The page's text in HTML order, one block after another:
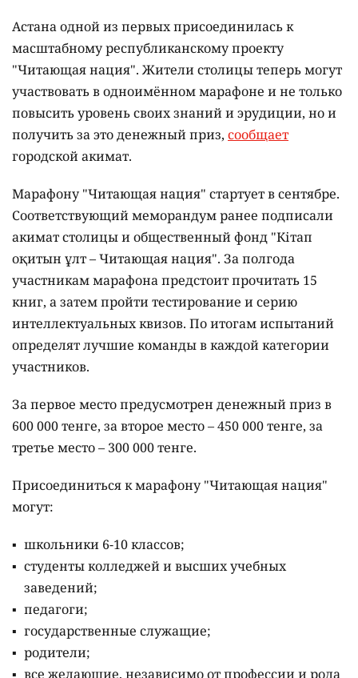
Астана одной из первых присоединилась к
масштабному республиканскому проекту
"Читающая нация". Жители столицы теперь могут
участвовать в одноимённом марафоне и не только
повысить уровень своих знаний и эрудиции, но и
получить за это денежный приз, сообщает
городской акимат.
Марафону "Читающая нация" стартует в сентябре.
Соответствующий меморандум ранее подписали
акимат столицы и общественный фонд "Кітап
оқитын ұлт – Читающая нация". За полгода
участникам марафона предстоит прочитать 15
книг, а затем пройти тестирование и серию
интеллектуальных квизов. По итогам испытаний
определят лучшие команды в каждой категории
участников.
За первое место предусмотрен денежный приз в
600 000 тенге, за второе место – 450 000 тенге, за
третье место – 300 000 тенге.
Присоединиться к марафону "Читающая нация"
могут:
школьники 6-10 классов;
студенты колледжей и высших учебных
заведений;
педагоги;
государственные служащие;
родители;
все желающие, независимо от профессии и рода